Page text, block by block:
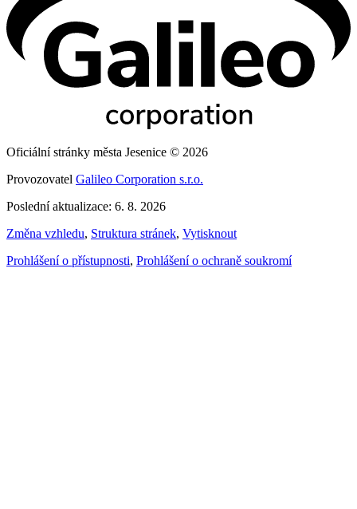
Oficiální stránky města Jesenice © 2026
Provozovatel Galileo Corporation s.r.o.
Poslední aktualizace: 6. 8. 2026
Změna vzhledu, Struktura stránek, Vytisknout
Prohlášení o přístupnosti, Prohlášení o ochraně soukromí